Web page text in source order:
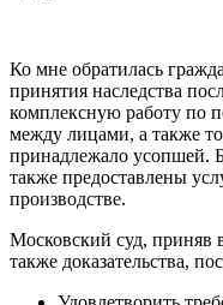
Ко мне обратилась
принятия наследства
комплексную работу по
между лицами, а также
принадлежало усопшей.
также предоставлены
производстве.
Московский суд, приняв
также доказательства,